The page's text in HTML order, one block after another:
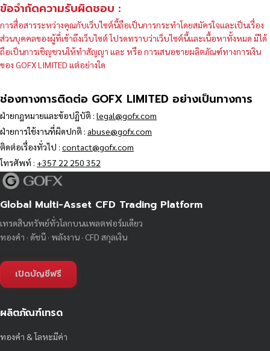
ข้อจำกัดความรับผิดชอบ :
การสื่อสารระหว่างคุณกับเว็บไซต์นี้ถือเป็นการกระทำโดยสมัครใจและเป็นเรื่อง
ส่วนบุคคลของผู้ที่เข้าถึงเว็บไซต์ โปรดทราบว่าเว็บไซต์นี้และเนื้อหาทั้งหมด มิได้
ถือเป็นการเชิญชวนให้ทำสัญญา และ หรือ การเสนอขายผลิตภัณฑ์ทางการเงิน
ของ GOFX LIMITED แต่อย่างใด
ช่องทางการติดต่อ GOFX LIMITED อย่างเป็นทางการ
ฝ่ายกฎหมายและข้อปฏิบัติ : legal@gofx.com
ฝ่ายการใช้งานที่ผิดปกติ : abuse@gofx.com
ติดต่อเรื่องทั่วไป : contact@gofx.com
โทรศัพท์ : +357 22 250 352
Global Multi-Asset CFD Trading Platform
เทรดสินทรัพย์ทั่วโลกบนแพลตฟอร์มเดียว
ทองคำ · ดัชนี · พลังงาน · CFD สกุลเงิน
เปิดบัญชีฟรี
ผลิตภัณฑ์เทรด
ทองคำ & โลหะมีค่า